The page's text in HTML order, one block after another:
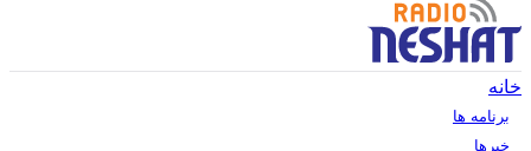
خانه
برنامه ها
خبرها